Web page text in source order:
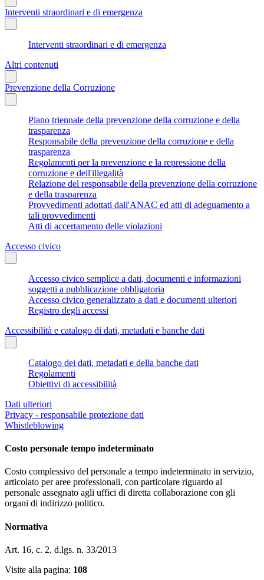
Interventi straordinari e di emergenza
Interventi straordinari e di emergenza
Altri contenuti
Prevenzione della Corruzione
Piano triennale della prevenzione della corruzione e della
trasparenza
Responsabile della prevenzione della corruzione e della
trasparenza
Regolamenti per la prevenzione e la repressione della
corruzione e dell'illegalità
Relazione del responsabile della prevenzione della corruzione
e della trasparenza
Provvedimenti adottati dall'ANAC ed atti di adeguamento a
tali provvedimenti
Atti di accertamento delle violazioni
Accesso civico
Accesso civico semplice a dati, documenti e informazioni
soggetti a pubblicazione obbligatoria
Accesso civico generalizzato a dati e documenti ulteriori
Registro degli accessi
Accessibilità e catalogo di dati, metadati e banche dati
Catalogo dei dati, metadati e della banche dati
Regolamenti
Obiettivi di accessibilità
Dati ulteriori
Privacy - responsabile protezione dati
Whistleblowing
Costo personale tempo indeterminato
Costo complessivo del personale a tempo indeterminato in servizio,
articolato per aree professionali, con particolare riguardo al
personale assegnato agli uffici di diretta collaborazione con gli
organi di indirizzo politico.
Normativa
Art. 16, c. 2, d.lgs. n. 33/2013
Visite alla pagina: 108